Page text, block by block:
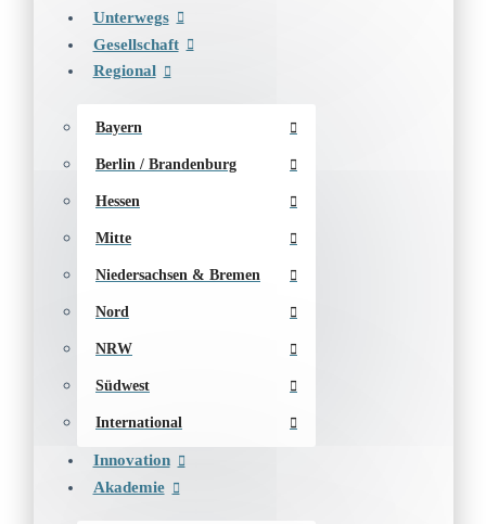
Unterwegs
Gesellschaft
Regional
Bayern
Berlin / Brandenburg
Hessen
Mitte
Niedersachsen & Bremen
Nord
NRW
Südwest
International
Innovation
Akademie